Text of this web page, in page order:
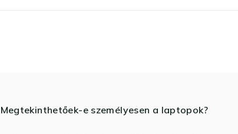
Megtekinthetőek-e személyesen a laptopok?